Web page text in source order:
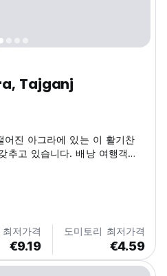
Tajganj
진 아그라에 있는 이 활기찬
추고 있습니다. 배낭 여행객에
기에 가장 좋은 호스텔 중 하나
original language)
저가격
€9.19
도미토리 최저가격
€4.59